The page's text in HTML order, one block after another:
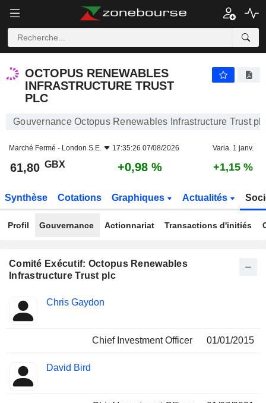
OCTOPUS RENEWABLES
INFRASTRUCTURE TRUST
PLC
Gouvernance Octopus Renewables Infrastructure Trust plc
Marché Fermé - London S.E. 17:35:26 07/08/2026 Varia. 1 janv.
61,80 GBX +0,98 % +1,15 %
Synthèse Cotations Graphiques Actualités
Profil Gouvernance Actionnariat Transactions d'initiés
Comité Exécutif: Octopus Renewables
Infrastructure Trust plc
Dirigeant
Fonctions
occupées
Chris Gaydon
Chief Investment Officer 01/01/2015
David Bird